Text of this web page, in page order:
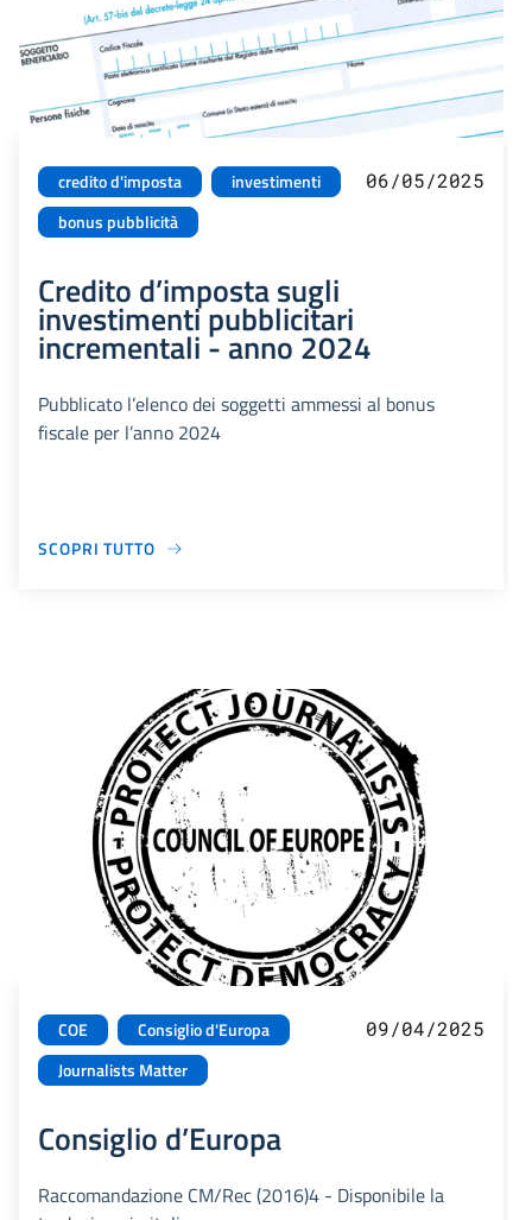
credito d'imposta
investimenti
bonus pubblicità
06/05/2025
Credito d’imposta sugli
investimenti pubblicitari
incrementali - anno 2024
Pubblicato l’elenco dei soggetti ammessi al bonus
fiscale per l’anno 2024
SCOPRI TUTTO
COE
Consiglio d'Europa
Journalists Matter
09/04/2025
Consiglio d’Europa
Raccomandazione CM/Rec (2016)4 - Disponibile la